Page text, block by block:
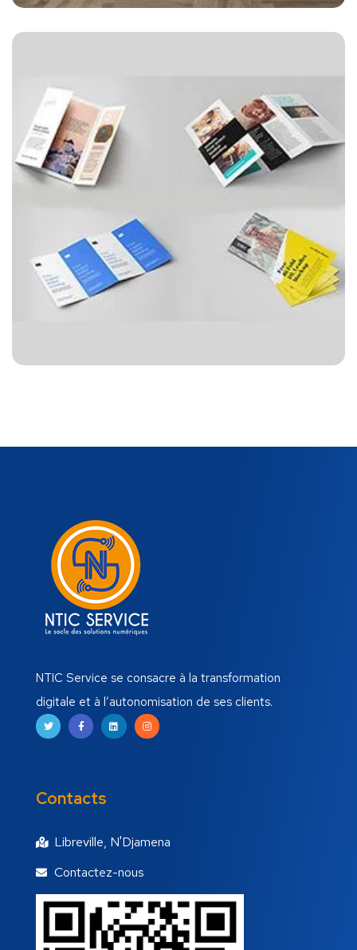
NTIC Service se consacre à la transformation
digitale et à l’autonomisation de ses clients.
Contacts
Libreville, N'Djamena
Contactez-nous